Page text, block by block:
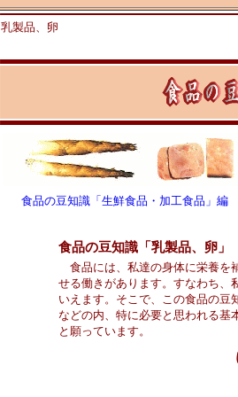
乳製品、卵
食品の豆知識「生鮮食品・加工食品」編
食品の豆知識「乳製品、卵」
食品には、私達の身体に栄養を
せる働きがあります。すなわち、
いえます。そこで、この食品の豆
などの内、特に必要と思われる基
と願っています。